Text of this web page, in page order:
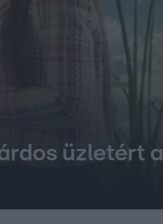
üzletért a